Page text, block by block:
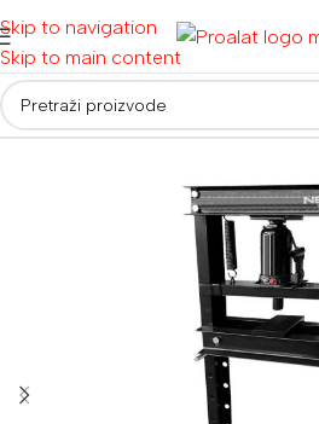
Skip to navigation
Skip to main content
Početna/ Ručni alati i oprema